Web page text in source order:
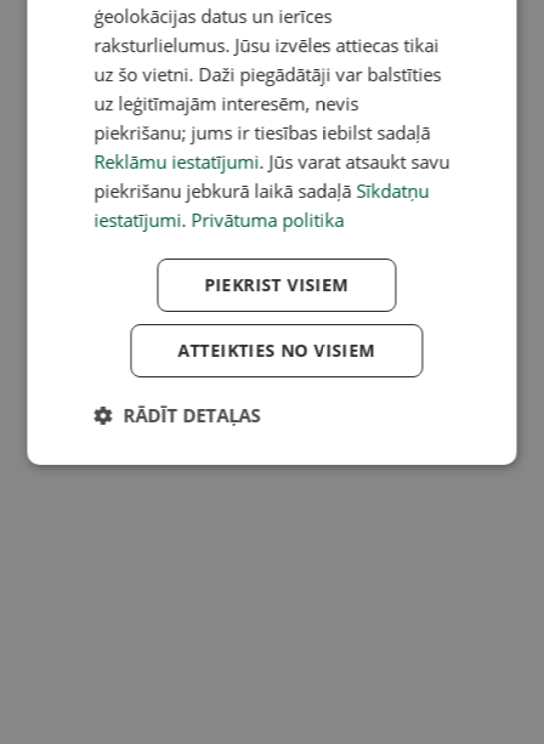
ģeolokācijas datus un ierīces
raksturlielumus. Jūsu izvēles attiecas tikai
uz šo vietni. Daži piegādātāji var balstīties
uz leģitīmajām interesēm, nevis
piekrišanu; jums ir tiesības iebilst sadaļā
Reklāmu iestatījumi. Jūs varat atsaukt savu
piekrišanu jebkurā laikā sadaļā Sīkdatņu
iestatījumi. Privātuma politika
PIEKRIST VISIEM
ATTEIKTIES NO VISIEM
RĀDĪT DETAĻAS